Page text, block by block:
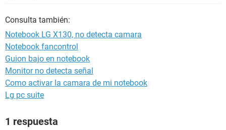
Consulta también:
Notebook LG X130, no detecta camara
Notebook fancontrol
Guion bajo en notebook
Monitor no detecta señal
Como activar la camara de mi notebook
Lg pc suite
1 respuesta